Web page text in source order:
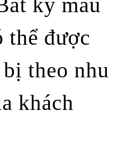
kỳ màu
thể được
theo nhu
khách